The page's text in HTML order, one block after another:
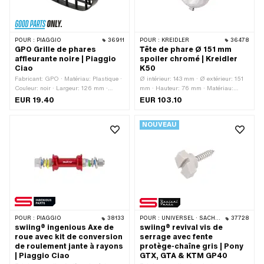
POUR : PIAGGIO 36911
GPO Grille de phares
affleurante noire | Piaggio
Ciao
Fabricant: GPO · Matériau: Plastique ·
Couleur: noir · Largeur: 126 mm ·
Hauteur: 90 mm · Ø du logement: 4.1
EUR 19.40
POUR : KREIDLER 36478
Tête de phare Ø 151 mm
spoiler chromé | Kreidler
K50
Ø intérieur: 143 mm · Ø extérieur: 151
mm · Hauteur: 76 mm · Matériau:
Acier · Marque de certification: E4 ·
d'ampoule: BA20d · Type de fixation:
Vis · Nombre de points de fixation: 1
EUR 103.10
POUR : PIAGGIO 38133
swiing® ingenious Axe de
roue avec kit de conversion
de roulement jante à rayons
| Piaggio Ciao
NOUVEAU
POUR : UNIVERSEL · SACHS · PONY / CILO (BÊTA 521 & 512) 37728
swiing® revival vis de
serrage avec fente
protège-chaîne gris | Pony
GTX, GTA & KTM GP40